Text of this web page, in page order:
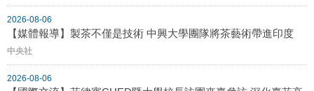
2026-08-06
【媒體報導】製茶不僅是技術 中興大學團隊將茶藝術帶進印度
中央社
2026-08-06